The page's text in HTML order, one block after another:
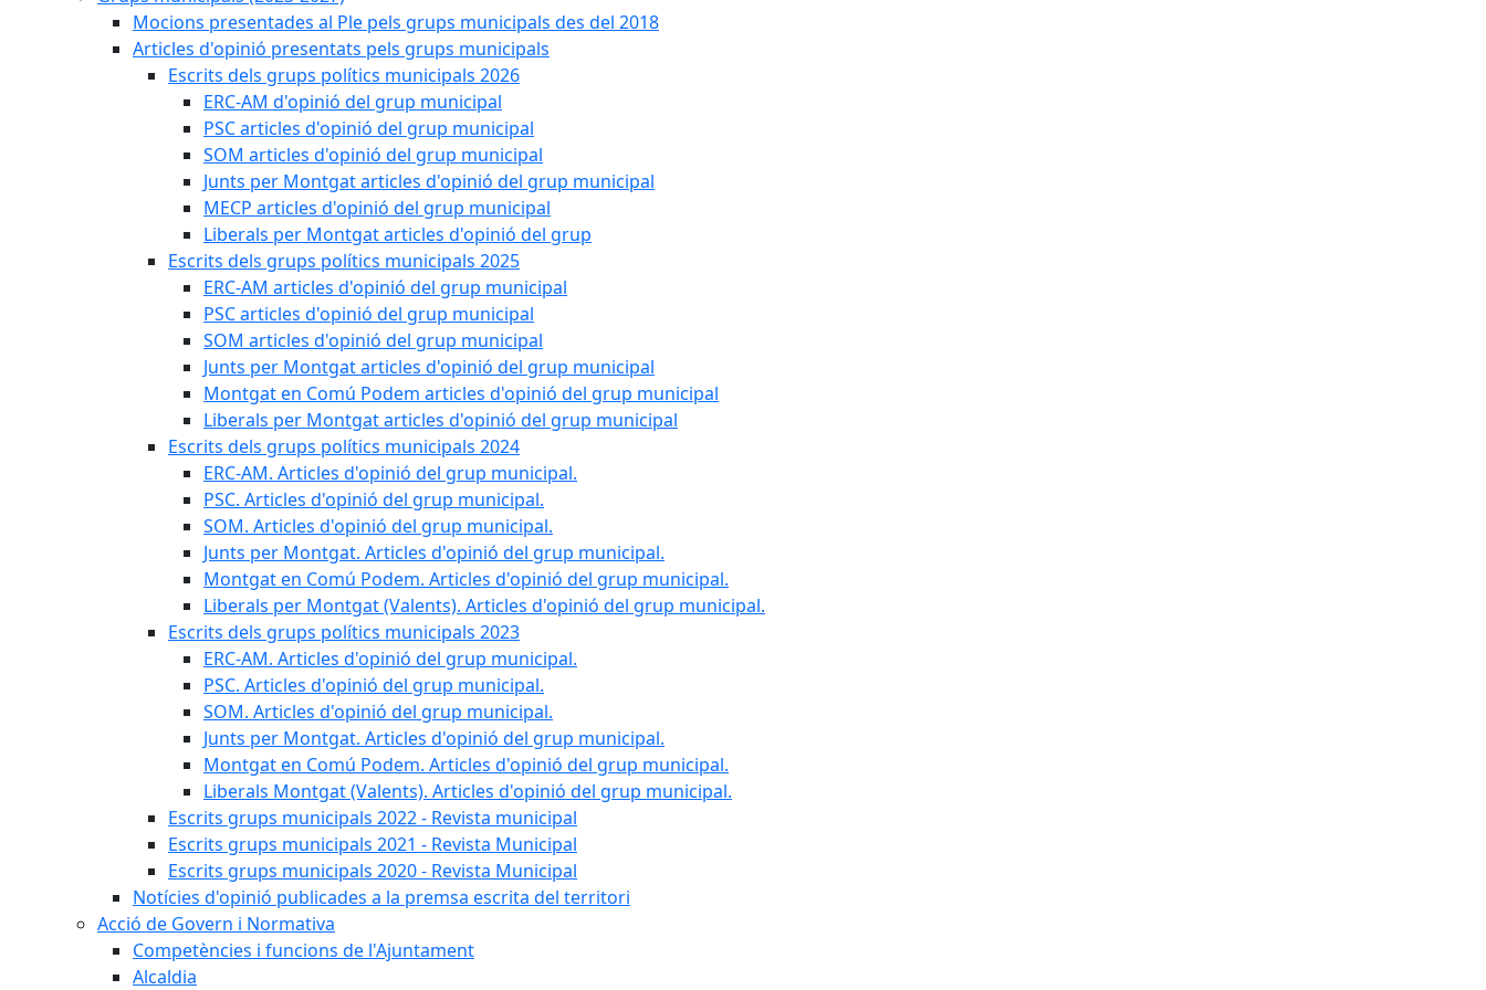
Mocions presentades al Ple pels grups municipals des del 2018
Articles d'opinió presentats pels grups municipals
Escrits dels grups polítics municipals 2026
ERC-AM d'opinió del grup municipal
PSC articles d'opinió del grup municipal
SOM articles d'opinió del grup municipal
Junts per Montgat articles d'opinió del grup municipal
MECP articles d'opinió del grup municipal
Liberals per Montgat articles d'opinió del grup
Escrits dels grups polítics municipals 2025
ERC-AM articles d'opinió del grup municipal
PSC articles d'opinió del grup municipal
SOM articles d'opinió del grup municipal
Junts per Montgat articles d'opinió del grup municipal
Montgat en Comú Podem articles d'opinió del grup municipal
Liberals per Montgat articles d'opinió del grup municipal
Escrits dels grups polítics municipals 2024
ERC-AM. Articles d'opinió del grup municipal.
PSC. Articles d'opinió del grup municipal.
SOM. Articles d'opinió del grup municipal.
Junts per Montgat. Articles d'opinió del grup municipal.
Montgat en Comú Podem. Articles d'opinió del grup municipal.
Liberals per Montgat (Valents). Articles d'opinió del grup municipal.
Escrits dels grups polítics municipals 2023
ERC-AM. Articles d'opinió del grup municipal.
PSC. Articles d'opinió del grup municipal.
SOM. Articles d'opinió del grup municipal.
Junts per Montgat. Articles d'opinió del grup municipal.
Montgat en Comú Podem. Articles d'opinió del grup municipal.
Liberals Montgat (Valents). Articles d'opinió del grup municipal.
Escrits grups municipals 2022 - Revista municipal
Escrits grups municipals 2021 - Revista Municipal
Escrits grups municipals 2020 - Revista Municipal
Notícies d'opinió publicades a la premsa escrita del territori
Acció de Govern i Normativa
Competències i funcions de l'Ajuntament
Alcaldia